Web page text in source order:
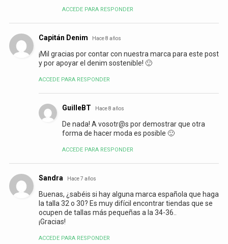
ACCEDE PARA RESPONDER
Capitán Denim Hace 8 años
¡Mil gracias por contar con nuestra marca para este post
y por apoyar el denim sostenible! 🙂
ACCEDE PARA RESPONDER
GuilleBT Hace 8 años
De nada! A vosotr@s por demostrar que otra
forma de hacer moda es posible 🙂
ACCEDE PARA RESPONDER
Sandra Hace 7 años
Buenas, ¿sabéis si hay alguna marca española que haga
la talla 32 o 30? Es muy difícil encontrar tiendas que se
ocupen de tallas más pequeñas a la 34-36..
¡Gracias!
ACCEDE PARA RESPONDER